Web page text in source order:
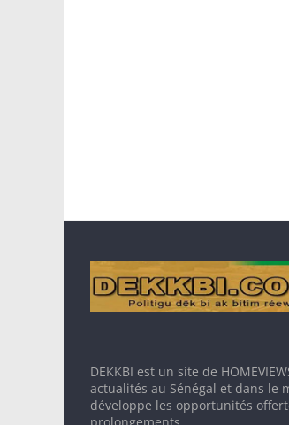
DEKKBI est un site de
actualités au Sénégal et dans le
développe les opportunités